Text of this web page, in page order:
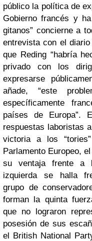
público la política de
Gobierno francés y
gitanos” concierne a
entrevista con el diario
que Reding “habría
privado con los
expresarse
añade, “este
específicamente
países de Europa”.
respuestas laboristas
victoria a los
Parlamento Europeo,
su ventaja frente a
izquierda se halla
grupo de
forman la quinta
que no lograron
posesión de sus
el British National